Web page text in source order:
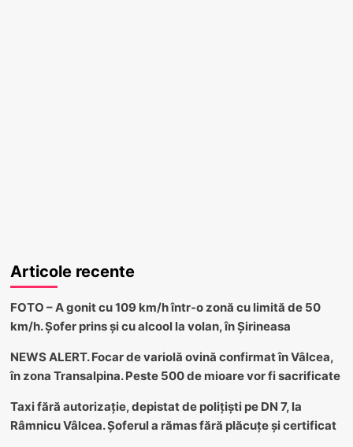
Articole recente
FOTO – A gonit cu 109 km/h într-o zonă cu limită de 50
km/h. Șofer prins și cu alcool la volan, în Șirineasa
NEWS ALERT. Focar de variolă ovină confirmat în Vâlcea,
în zona Transalpina. Peste 500 de mioare vor fi sacrificate
Taxi fără autorizație, depistat de polițiști pe DN 7, la
Râmnicu Vâlcea. Șoferul a rămas fără plăcuțe și certificat